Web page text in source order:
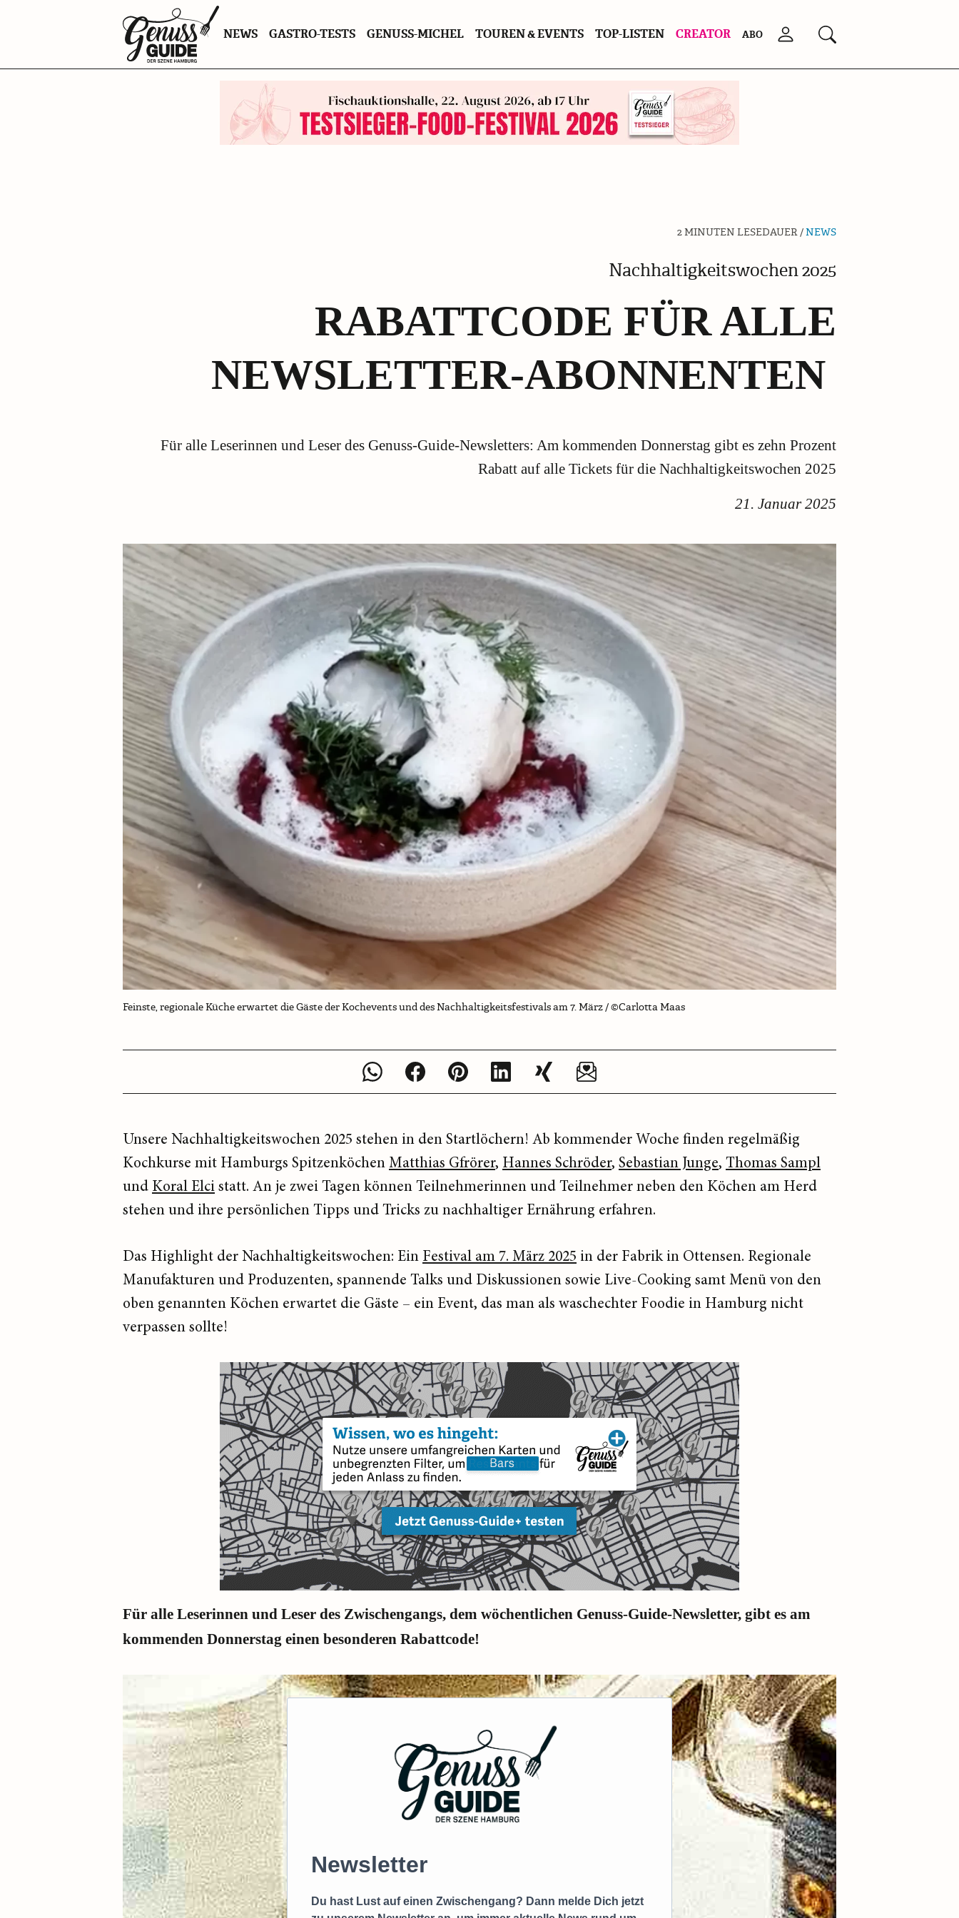
Zurück
zur
Startseite
NEWS GASTRO-TESTS GENUSS-MICHEL TOUREN & EVENTS TOP-LISTEN CREATOR ABO AnmeldenSuchen
2 MINUTEN LESEDAUER /NEWS
Nachhaltigkeitswochen 2025
RABATTCODE FÜR ALLE
NEWSLETTER-ABONNENTEN
Für alle Leserinnen und Leser des Genuss-Guide-Newsletters: Am kommenden Donnerstag gibt es zehn Prozent
Rabatt auf alle Tickets für die Nachhaltigkeitswochen 2025
21. Januar 2025
Feinste, regionale Küche erwartet die Gäste der Kochevents und des Nachhaltigkeitsfestivals am 7. März / ©Carlotta Maas
Unsere Nachhaltigkeitswochen 2025 stehen in den Startlöchern! Ab kommender Woche finden regelmäßig
Kochkurse mit Hamburgs SpitzenköchenMatthias Gfrörer, Hannes Schröder, Sebastian Junge, Thomas Sampl
undKoral Elcistatt. An je zwei Tagen können Teilnehmerinnen und Teilnehmer neben den Köchen am Herd
stehen und ihre persönlichen Tipps und Tricks zu nachhaltiger Ernährung erfahren.
Das Highlight der Nachhaltigkeitswochen: EinFestival am 7. März 2025 in der Fabrik in Ottensen. Regionale
Manufakturen und Produzenten, spannende Talks und Diskussionen sowie Live-Cooking samt Menü von den
oben genannten Köchen erwartet die Gäste – ein Event, das man als waschechter Foodie in Hamburg nicht
verpassen sollte!
Für alle Leserinnen und Leser des Zwischengangs, dem wöchentlichen Genuss-Guide-Newsletter, gibt es am
kommenden Donnerstag einen besonderen Rabattcode!
Newsletter
Du hast Lust auf einen Zwischengang? Dann melde Dich jetzt